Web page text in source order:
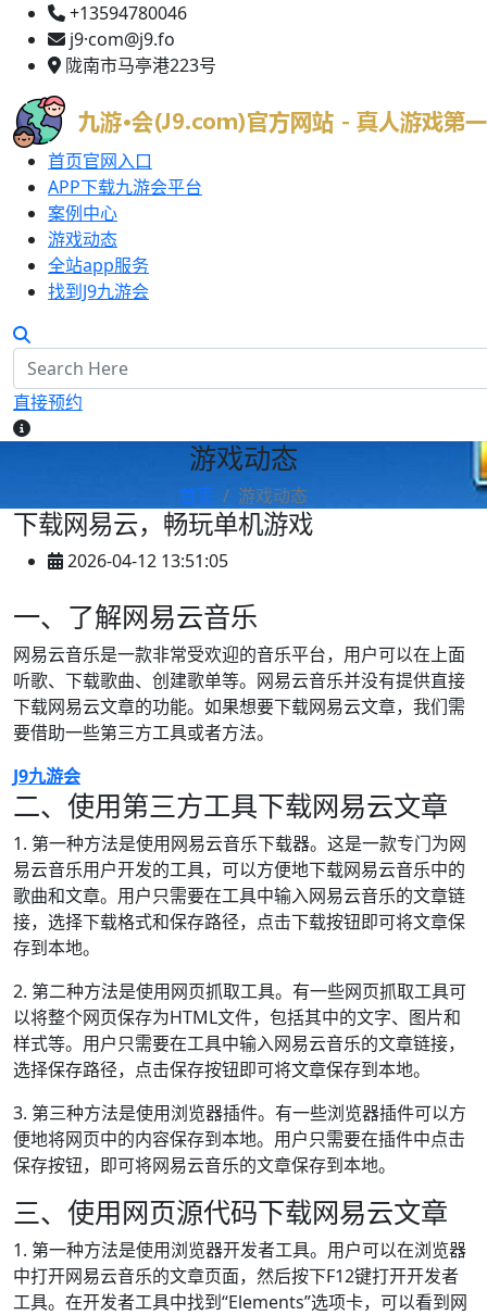
+13594780046
j9·com@j9.fo
陇南市马亭港223号
首页官网入口
APP下载九游会平台
案例中心
游戏动态
全站app服务
找到J9九游会
直接预约
游戏动态
首页 游戏动态
下载网易云，畅玩单机游戏
2026-04-12 13:51:05
一、了解网易云音乐
网易云音乐是一款非常受欢迎的音乐平台，用户可以在上面
听歌、下载歌曲、创建歌单等。网易云音乐并没有提供直接
下载网易云文章的功能。如果想要下载网易云文章，我们需
要借助一些第三方工具或者方法。
J9九游会
二、使用第三方工具下载网易云文章
1. 第一种方法是使用网易云音乐下载器。这是一款专门为网
易云音乐用户开发的工具，可以方便地下载网易云音乐中的
歌曲和文章。用户只需要在工具中输入网易云音乐的文章链
接，选择下载格式和保存路径，点击下载按钮即可将文章保
存到本地。
2. 第二种方法是使用网页抓取工具。有一些网页抓取工具可
以将整个网页保存为HTML文件，包括其中的文字、图片和
样式等。用户只需要在工具中输入网易云音乐的文章链接，
选择保存路径，点击保存按钮即可将文章保存到本地。
3. 第三种方法是使用浏览器插件。有一些浏览器插件可以方
便地将网页中的内容保存到本地。用户只需要在插件中点击
保存按钮，即可将网易云音乐的文章保存到本地。
三、使用网页源代码下载网易云文章
1. 第一种方法是使用浏览器开发者工具。用户可以在浏览器
中打开网易云音乐的文章页面，然后按下F12键打开开发者
工具。在开发者工具中找到“Elements”选项卡，可以看到网